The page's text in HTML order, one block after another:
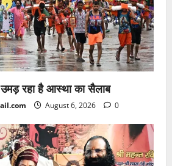
रहा है आस्था का सैलाब
August 6, 2026 0